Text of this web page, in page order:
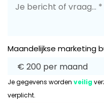
Maandelijkse marketing
Je gegevens worden veilig
verplicht.